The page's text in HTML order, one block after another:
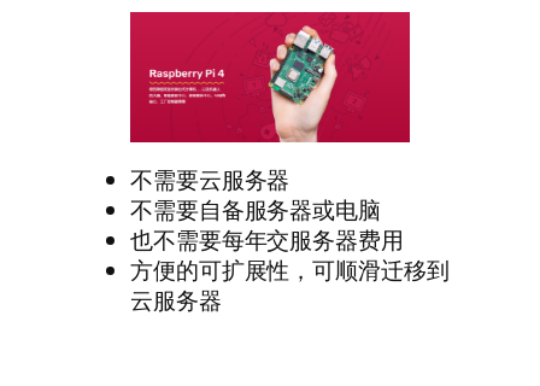
不需要云服务器
不需要自备服务器或电脑
也不需要每年交服务器费用
方便的可扩展性，可顺滑迁移到
云服务器